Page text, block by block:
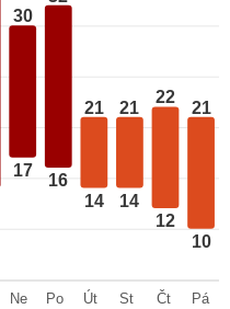
30
17
16
21
14
21
14
22
12
21
10
Ne
Po
Út
St
Čt
Pá